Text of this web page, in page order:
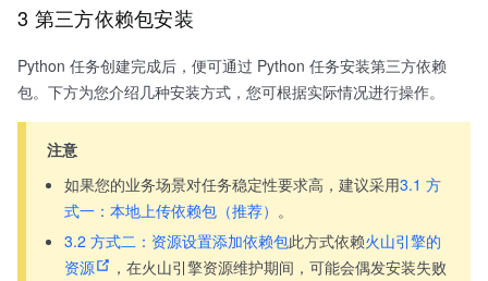
3 第三方依赖包安装
Python 任务创建完成后，便可通过 Python 任务安装第三方依赖
包。下方为您介绍几种安装方式，您可根据实际情况进行操作。
注意
如果您的业务场景对任务稳定性要求高，建议采用3.1 方
式一：本地上传依赖包（推荐） 。
3.2 方式二：资源设置添加依赖包此方式依赖火山引擎的
资源
，在火山引擎资源维护期间，可能会偶发安装失败